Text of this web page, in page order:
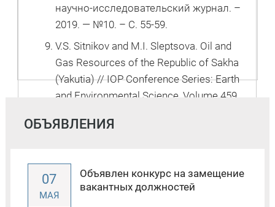
научно-исследовательский журнал. –
2019. — №10. – С. 55-59.
V.S. Sitnikov and M.I. Sleptsova. Oil and
Gas Resources of the Republic of Sakha
(Yakutia) // IOP Conference Series: Earth
and Environmental Science, Volume 459,
Supply of the Arctic Regions in Republic of
Sakha (Yakutia) // IOP Conference Series:
Earth and Environmental Science, Volume
ОБЪЯВЛЕНИЯ
07
МАЯ
Объявлен конкурс на замещение
вакантных должностей